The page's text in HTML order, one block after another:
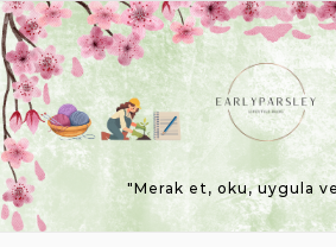
Skip to content
"Merak et, oku, uygula